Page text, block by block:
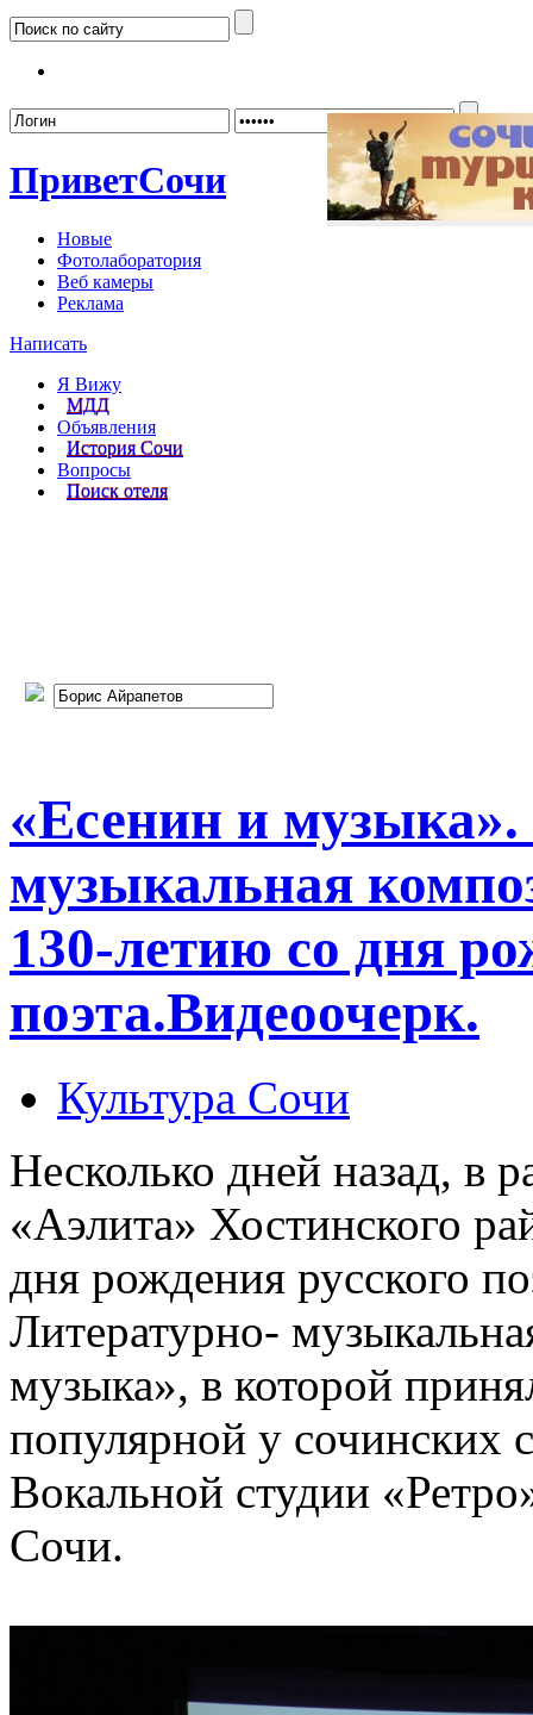
ПриветСочи
Новые
Фотолаборатория
Веб камеры
Реклама
Написать
Я Вижу
МДД
Объявления
История Сочи
Вопросы
Поиск отеля
«Есенин и
музыкальная
130-летию со дня
поэта.Видеоочерк.
Культура Сочи
Несколько дней назад, в
«Аэлита» Хостинского
дня рождения русского
Литературно-
музыка», в которой
популярной у сочинских
Вокальной студии
Сочи.